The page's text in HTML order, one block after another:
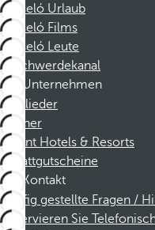
Barceló Urlaub
Barceló Films
Barceló Leute
Beschwerdekanal
Unternehmen
Mitglieder
Partner
Dorint Hotels & Resorts
Rabattgutscheine
Kontakt
Häufig gestellte Fragen /
Reservieren Sie